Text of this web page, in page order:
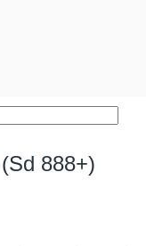
888+)